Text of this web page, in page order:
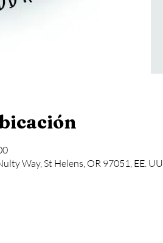
Way, St Helens, OR 97051, EE. UU.